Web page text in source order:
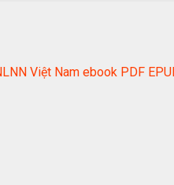
Việt Nam ebook PDF